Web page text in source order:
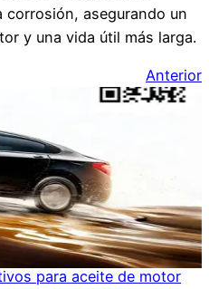
asegurando un
y una vida útil más larga.
Anterior
para aceite de motor